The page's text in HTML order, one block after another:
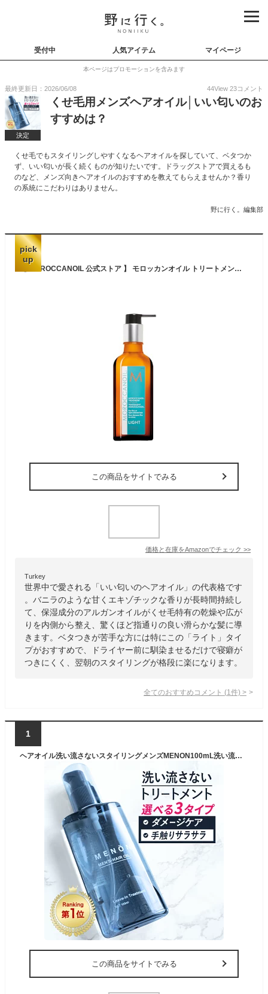
受付中 人気アイテム マイページ
本ページはプロモーションを含みます
最終更新日：2026/06/08 44View 23コメント
決定
くせ毛用メンズヘアオイル│いい匂いのお
すすめは？
くせ毛でもスタイリングしやすくなるヘアオイルを探していて、ベタつか
ず、いい匂いが長く続くものが知りたいです。ドラッグストアで買えるも
のなど、メンズ向きヘアオイルのおすすめを教えてもらえませんか？香り
の系統にこだわりはありません。
野に行く。編集部
pick
up
【 MOROCCANOIL 公式ストア 】 モロッカンオイル トリートメント ライト 100ml (アルガンオイル配合 ヘアオイル) 洗い流さないトリートメント スタイリング/メンズ レディース
この商品をサイトでみる
価格と在庫をAmazonでチェック >>
Turkey
世界中で愛される「いい匂いのヘアオイル」の代表格です
。バニラのような甘くエキゾチックな香りが長時間持続し
て、保湿成分のアルガンオイルがくせ毛特有の乾燥や広が
りを内側から整え、驚くほど指通りの良い滑らかな髪に導
きます。ベタつきが苦手な方には特にこの「ライト」タイ
プがおすすめで、ドライヤー前に馴染ませるだけで寝癖が
つきにくく、翌朝のスタイリングが格段に楽になります。
全てのおすすめコメント (1 件) >
1
ヘアオイル洗い流さないスタイリングメンズMENON100mL洗い流さないトリートメントオーガニック男性女性しっとり香りダメージトリートメントクセ毛寝ぐせダメージケアダメージヘア補修髪痛みうねり乾燥
この商品をサイトでみる